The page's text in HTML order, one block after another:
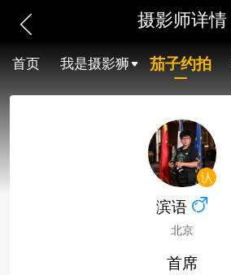
摄影师详情
首页 我是摄影狮 茄子约拍
滨语
北京
首席